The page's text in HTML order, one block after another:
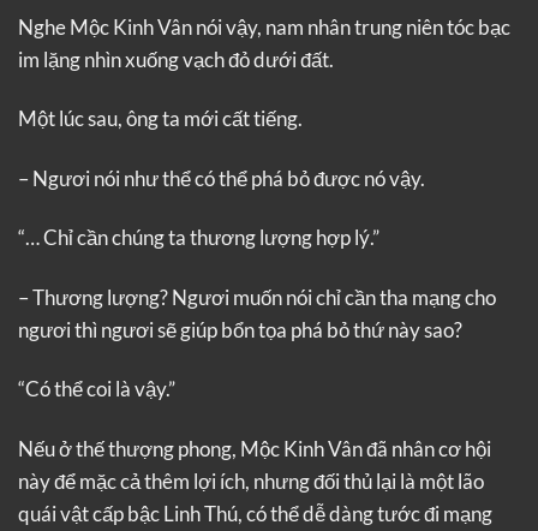
Nghe Mộc Kinh Vân nói vậy, nam nhân trung niên tóc bạc
im lặng nhìn xuống vạch đỏ dưới đất.
Một lúc sau, ông ta mới cất tiếng.
– Ngươi nói như thể có thể phá bỏ được nó vậy.
“… Chỉ cần chúng ta thương lượng hợp lý.”
– Thương lượng? Ngươi muốn nói chỉ cần tha mạng cho
ngươi thì ngươi sẽ giúp bổn tọa phá bỏ thứ này sao?
“Có thể coi là vậy.”
Nếu ở thế thượng phong, Mộc Kinh Vân đã nhân cơ hội
này để mặc cả thêm lợi ích, nhưng đối thủ lại là một lão
quái vật cấp bậc Linh Thú, có thể dễ dàng tước đi mạng